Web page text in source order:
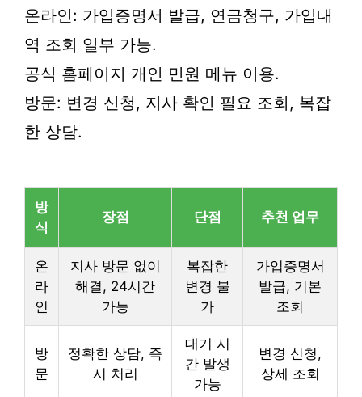
온라인: 가입증명서 발급, 연금청구, 가입내
역 조회 일부 가능.
공식 홈페이지 개인 민원 메뉴 이용.
방문: 변경 신청, 지사 확인 필요 조회, 복잡
한 상담.
방
식
장점 단점 추천 업무
온
라
인
지사 방문 없이
해결, 24시간
가능
복잡한
변경 불
가
가입증명서
발급, 기본
조회
방
문
정확한 상담, 즉
시 처리
대기 시
간 발생
가능
변경 신청,
상세 조회